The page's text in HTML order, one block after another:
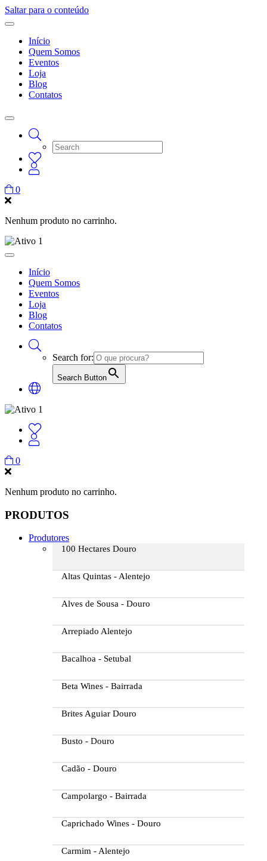
Saltar para o conteúdo
Início
Quem Somos
Eventos
Loja
Blog
Contatos
0
Nenhum produto no carrinho.
Início
Quem Somos
Eventos
Loja
Blog
Contatos
Search for:
Search Button
0
Nenhum produto no carrinho.
PRODUTOS
Produtores
100 Hectares Douro
Altas Quintas - Alentejo
Alves de Sousa - Douro
Arrepiado Alentejo
Bacalhoa - Setubal
Beta Wines - Bairrada
Brites Aguiar Douro
Busto - Douro
Cadão - Douro
Campolargo - Bairrada
Caprichado Wines - Douro
Carmim - Alentejo